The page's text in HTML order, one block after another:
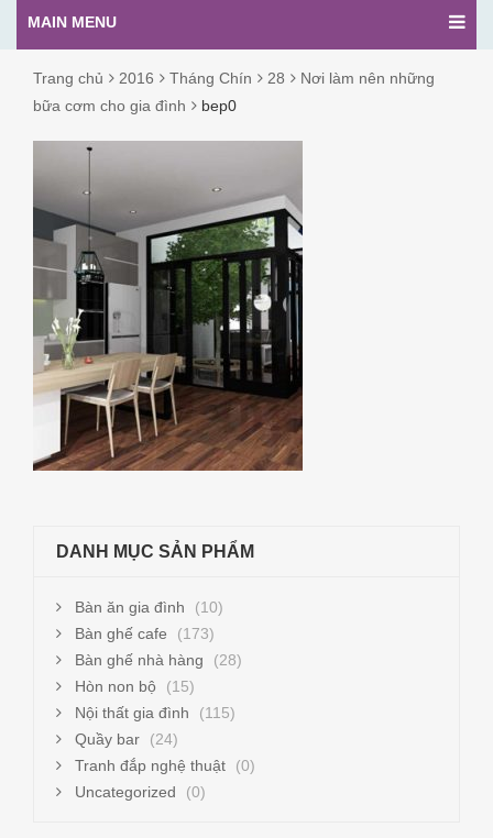
MAIN MENU
Trang chủ 2016 Tháng Chín 28
Nơi làm nên những
bữa cơm cho gia đình
bep0
BEP0
DANH MỤC SẢN PHẨM
Bàn ăn gia đình
(10)
Bàn ghế cafe
(173)
Bàn ghế nhà hàng
(28)
Hòn non bộ
(15)
Nội thất gia đình
(115)
Quầy bar
(24)
Tranh đắp nghệ thuật
(0)
Uncategorized
(0)